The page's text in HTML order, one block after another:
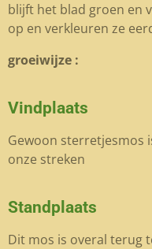
blijft het blad groen en
op en verkleuren ze
groeiwijze :
Vindplaats
Gewoon sterretjesmos
onze streken
Standplaats
Dit mos is overal terug